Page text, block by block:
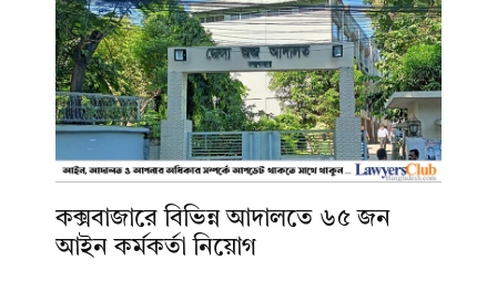
কক্সবাজারে বিভিন্ন আদালতে ৬৫ জন
আইন কর্মকর্তা নিয়োগ